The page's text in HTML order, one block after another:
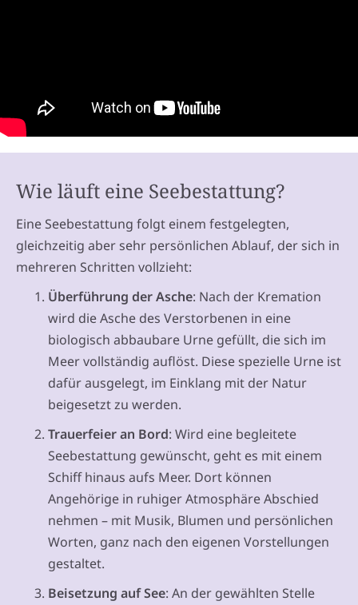
Wie läuft eine Seebestattung?
Eine Seebestattung folgt einem festgelegten,
gleichzeitig aber sehr persönlichen Ablauf, der sich in
mehreren Schritten vollzieht:
Überführung der Asche: Nach der Kremation
wird die Asche des Verstorbenen in eine
biologisch abbaubare Urne gefüllt, die sich im
Meer vollständig auflöst. Diese spezielle Urne ist
dafür ausgelegt, im Einklang mit der Natur
beigesetzt zu werden.
Trauerfeier an Bord: Wird eine begleitete
Seebestattung gewünscht, geht es mit einem
Schiff hinaus aufs Meer. Dort können
Angehörige in ruhiger Atmosphäre Abschied
nehmen – mit Musik, Blumen und persönlichen
Worten, ganz nach den eigenen Vorstellungen
gestaltet.
Beisetzung auf See: An der gewählten Stelle